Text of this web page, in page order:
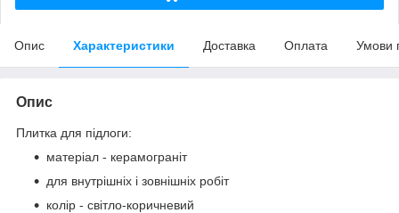
Опис Характеристики Доставка Оплата Умови
Опис
Плитка для підлоги:
матеріал - керамограніт
для внутрішніх і зовнішніх робіт
колір - світло-коричневий